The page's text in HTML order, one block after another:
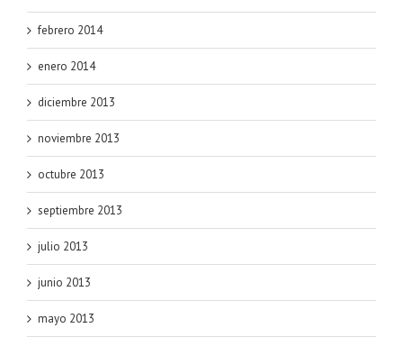
febrero 2014
enero 2014
diciembre 2013
noviembre 2013
octubre 2013
septiembre 2013
julio 2013
junio 2013
mayo 2013